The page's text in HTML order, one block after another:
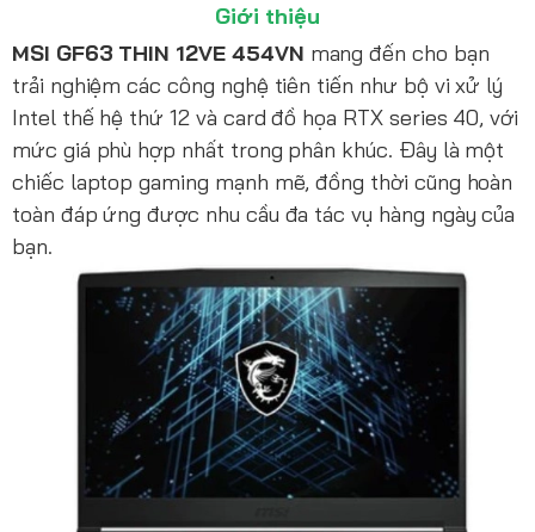
Giới thiệu
MSI GF63 THIN 12VE 454VN mang đến cho bạn
trải nghiệm các công nghệ tiên tiến như bộ vi xử lý
Intel thế hệ thứ 12 và card đồ họa RTX series 40, với
mức giá phù hợp nhất trong phân khúc. Đây là một
chiếc laptop gaming mạnh mẽ, đồng thời cũng hoàn
toàn đáp ứng được nhu cầu đa tác vụ hàng ngày của
bạn.